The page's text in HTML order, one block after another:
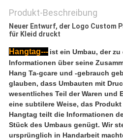
Produkt-Beschreibung
Neuer Entwurf, der Logo Custom
für Kleid druckt
Hangtag--- ist ein Umbau, der zu
Informationen über seine
Hang Ta-gcare und -gebrauch
glauben, dass Umbauten mit
wesentliches Teil der Waren und
eine subtilere Weise, das
Hangtag teilt die Informationen
Stück des Umbaus genügt. Wir
ursprünglich in Handarbeit